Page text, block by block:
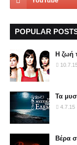
POPULAR
Η ζωή
Τα
4.7.15
Βέρα